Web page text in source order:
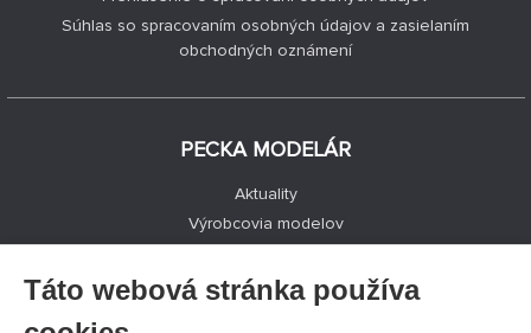
Súhlas so spracovaním osobných údajov a zasielaním
obchodných oznámení
PECKA MODELÁR
Aktuality
Výrobcovia modelov
Kontakty
Táto webová stránka používa